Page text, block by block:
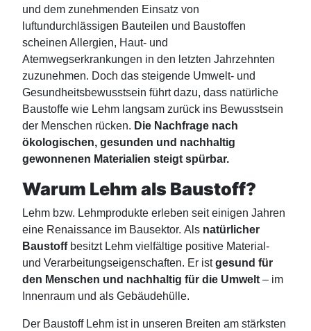
und dem zunehmenden Einsatz von
luftundurchlässigen Bauteilen und Baustoffen
scheinen Allergien, Haut- und
Atemwegserkrankungen in den letzten Jahrzehnten
zuzunehmen. Doch das steigende Umwelt- und
Gesundheitsbewusstsein führt dazu, dass natürliche
Baustoffe wie Lehm langsam zurück ins Bewusstsein
der Menschen rücken. Die Nachfrage nach
ökologischen, gesunden und nachhaltig
gewonnenen Materialien steigt spürbar.
Warum Lehm als Baustoff?
Lehm bzw. Lehmprodukte erleben seit einigen Jahren
eine Renaissance im Bausektor. Als natürlicher
Baustoffbesitzt Lehm vielfältige positive Material-
und Verarbeitungseigenschaften. Er istgesund für
den Menschen und nachhaltig für die Umwelt – im
Innenraum und als Gebäudehülle.
Der Baustoff Lehm ist in unseren Breiten am stärksten